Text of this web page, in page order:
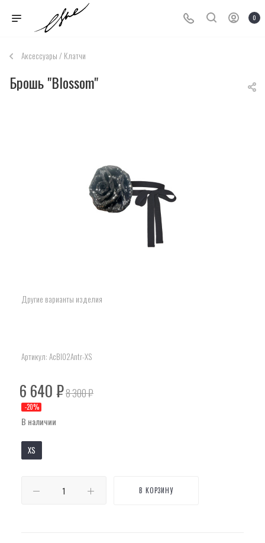
0
Аксессуары / Клатчи
Брошь "Blossom"
Другие варианты изделия
Артикул: AcBl02Antr-XS
6 640₽8 300₽
-20%
В наличии
XS
В КОРЗИНУ